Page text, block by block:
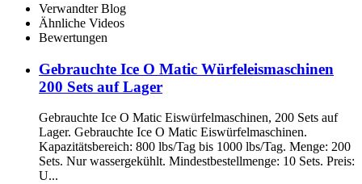
Verwandter Blog
Ähnliche Videos
Bewertungen
Gebrauchte Ice O Matic Würfeleismaschinen
200 Sets auf Lager
Gebrauchte Ice O Matic Eiswürfelmaschinen, 200 Sets auf
Lager. Gebrauchte Ice O Matic Eiswürfelmaschinen.
Kapazitätsbereich: 800 lbs/Tag bis 1000 lbs/Tag. Menge: 200
Sets. Nur wassergekühlt. Mindestbestellmenge: 10 Sets. Preis:
U...